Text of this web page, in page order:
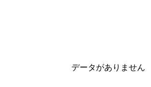
データがありません